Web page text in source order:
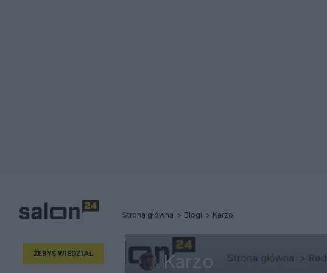
Strona główna Blogi Karzo
ŻEBYŚ WIEDZIAŁ Karzo